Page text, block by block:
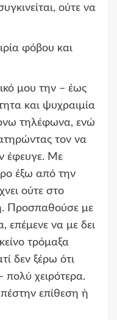
ούτε να
φόβου και
μου την – έως
και ψυχραιμία
τηλέφωνα, ενώ
τον να
έφευγε. Με
έξω από την
ούτε στο
Προσπαθούσε με
επέμενε να με δει
τρόμαξα
δεν ξέρω ότι
πολύ χειρότερα.
επίθεση ή